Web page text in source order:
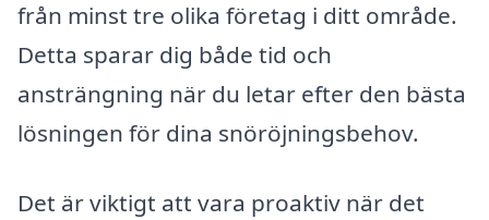
från minst tre olika företag i ditt område.
Detta sparar dig både tid och
ansträngning när du letar efter den bästa
lösningen för dina snöröjningsbehov.
Det är viktigt att vara proaktiv när det